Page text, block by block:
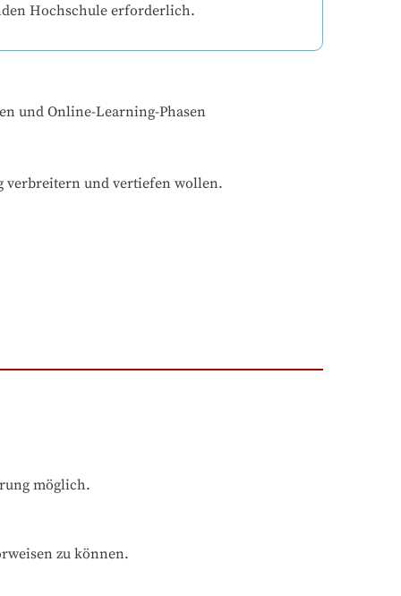
Hochschule erforderlich.
und Online-Learning-Phasen
verbreitern und vertiefen wollen.
möglich.
zu können.